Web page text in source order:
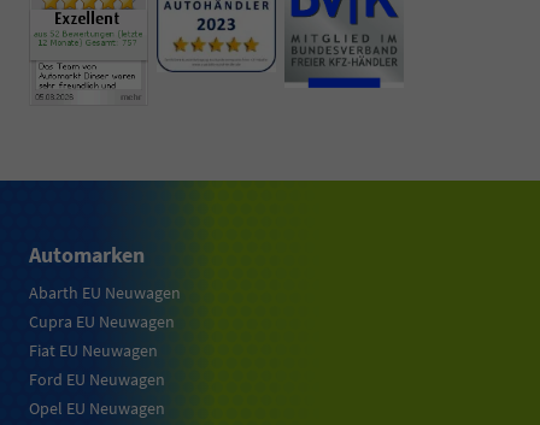
Automarken
Abarth EU Neuwagen
Cupra EU Neuwagen
Fiat EU Neuwagen
Ford EU Neuwagen
Opel EU Neuwagen